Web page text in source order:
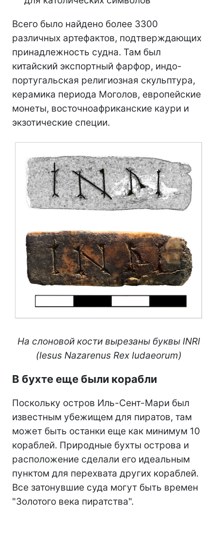
Всего было найдено более 3300
различных артефактов, подтверждающих
принадлежность судна. Там был
китайский экспортный фарфор, индо-
португальская религиозная скульптура,
керамика периода Моголов, европейские
монеты, восточноафриканские каури и
экзотические специи.
На слоновой кости вырезаны буквы INRI
(Iesus Nazarenus Rex Iudaeorum)
В бухте еще были корабли
Поскольку остров Иль-Сент-Мари был
известным убежищем для пиратов, там
может быть останки еще как минимум 10
кораблей. Природные бухты острова и
расположение сделали его идеальным
пунктом для перехвата других кораблей.
Все затонувшие суда могут быть времен
"Золотого века пиратства".